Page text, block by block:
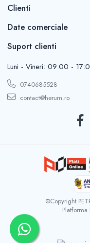
Clienti
Date comerciale
Suport clienti
Luni - Vineri: 09:00 -
0740685528
contact@herum.ro
©Copyright